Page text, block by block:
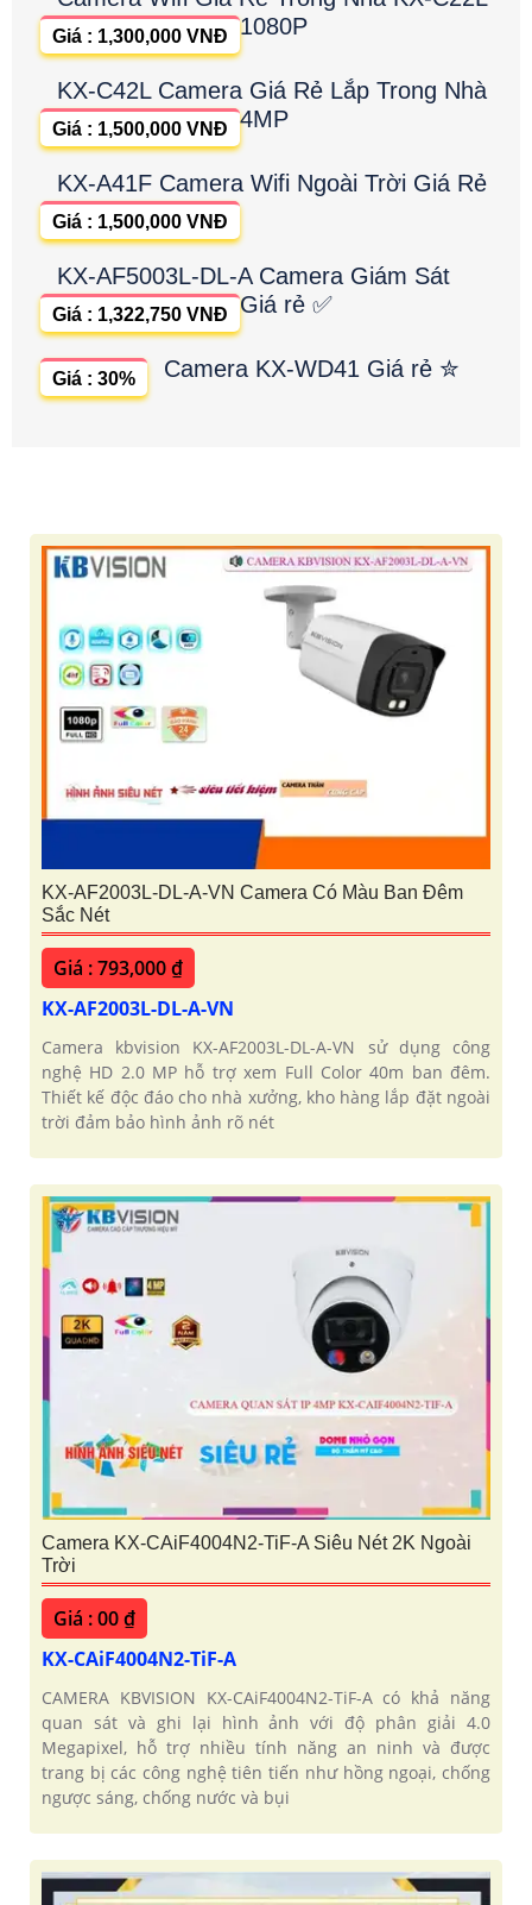
1080P
Giá : 1,300,000 VNĐ
KX-C42L Camera Giá Rẻ Lắp Trong Nhà
4MP
Giá : 1,500,000 VNĐ
KX-A41F Camera Wifi Ngoài Trời Giá Rẻ
Giá : 1,500,000 VNĐ
KX-AF5003L-DL-A Camera Giám Sát
Giá rẻ ✅
Giá : 1,322,750 VNĐ
Camera KX-WD41 Giá rẻ ✮
Giá : 30%
KX-AF2003L-DL-A-VN Camera Có Màu Ban Đêm
Sắc Nét
Giá : 793,000 ₫
KX-AF2003L-DL-A-VN
Camera kbvision KX-AF2003L-DL-A-VN sử dụng công
nghệ HD 2.0 MP hỗ trợ xem Full Color 40m ban đêm.
Thiết kế độc đáo cho nhà xưởng, kho hàng lắp đặt ngoài
trời đảm bảo hình ảnh rõ nét
Camera KX-CAiF4004N2-TiF-A Siêu Nét 2K Ngoài
Trời
Giá : 00 ₫
KX-CAiF4004N2-TiF-A
CAMERA KBVISION KX-CAiF4004N2-TiF-A có khả năng
quan sát và ghi lại hình ảnh với độ phân giải 4.0
Megapixel, hỗ trợ nhiều tính năng an ninh và được
trang bị các công nghệ tiên tiến như hồng ngoại, chống
ngược sáng, chống nước và bụi